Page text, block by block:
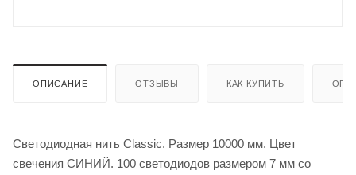
ОПИСАНИЕ ОТЗЫВЫ КАК КУПИТЬ
Светодиодная нить Classic. Размер 10000 мм. Цвет
свечения СИНИЙ. 100 светодиодов размером 7 мм со